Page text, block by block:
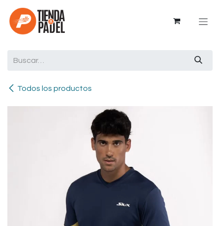
Ir al contenido
Todos los productos